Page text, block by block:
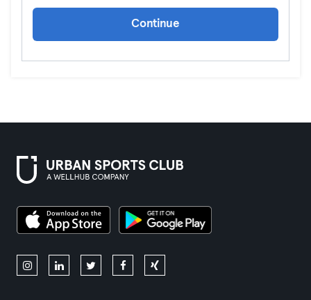
Continue